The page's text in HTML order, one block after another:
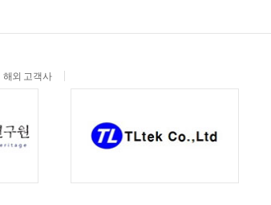
해외 고객사